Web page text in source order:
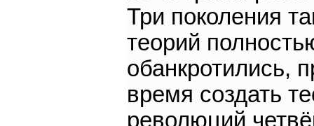
Три поколения
теорий
обанкротились,
время создать
революций